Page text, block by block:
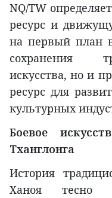
NQ/TW
ресурс и
на первый план
сохранения
искусства, но и
ресурс для
культурных
Боевое
Тханглонга
История
Ханоя тесно